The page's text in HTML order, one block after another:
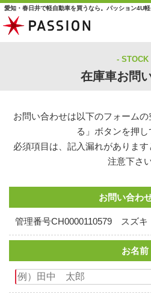
愛知・春日井で軽自動車を買うなら。パッション4U
STOCK
在庫車お問
お問い合わせは以下のフォーム
る」ボタンを押し
必須項目は、記入漏れがありま
注意下さい
お問い合わ
管理番号CH0000110579 ス
お名前